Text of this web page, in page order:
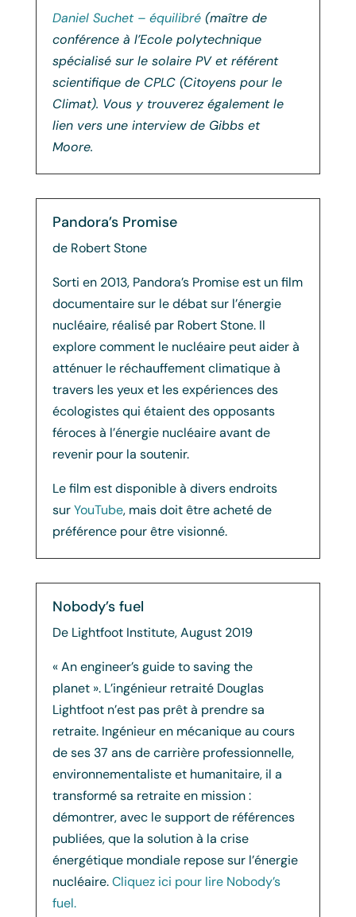
Daniel Suchet – équilibré (maître de
conférence à l’Ecole polytechnique
spécialisé sur le solaire PV et référent
scientifique de CPLC (Citoyens pour le
Climat). Vous y trouverez également le
lien vers une interview de Gibbs et
Moore.
Pandora’s Promise
de Robert Stone
Sorti en 2013, Pandora’s Promise est un film
documentaire sur le débat sur l’énergie
nucléaire, réalisé par Robert Stone. Il
explore comment le nucléaire peut aider à
atténuer le réchauffement climatique à
travers les yeux et les expériences des
écologistes qui étaient des opposants
féroces à l’énergie nucléaire avant de
revenir pour la soutenir.
Le film est disponible à divers endroits
sur YouTube, mais doit être acheté de
préférence pour être visionné.
Nobody’s fuel
De Lightfoot Institute, August 2019
« An engineer’s guide to saving the
planet ». L’ingénieur retraité Douglas
Lightfoot n’est pas prêt à prendre sa
retraite. Ingénieur en mécanique au cours
de ses 37 ans de carrière professionnelle,
environnementaliste et humanitaire, il a
transformé sa retraite en mission :
démontrer, avec le support de références
publiées, que la solution à la crise
énergétique mondiale repose sur l’énergie
nucléaire. Cliquez ici pour lire Nobody’s
fuel.